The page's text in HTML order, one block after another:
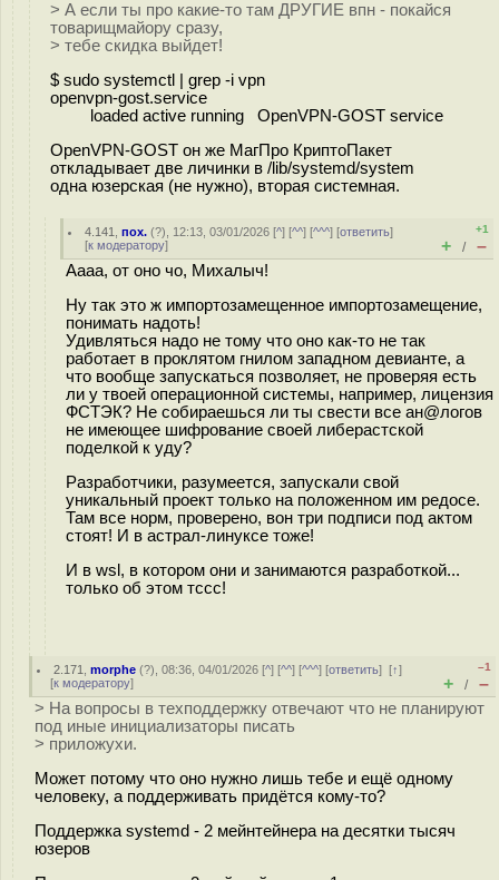
> А если ты про какие-то там ДРУГИЕ впн - покайся
товарищмайору сразу,
> тебе скидка выйдет!
$ sudo systemctl | grep -i vpn
openvpn-gost.service
loaded active running OpenVPN-GOST service
OpenVPN-GOST он же МагПро КриптоПакет
откладывает две личинки в /lib/systemd/system
одна юзерская (не нужно), вторая системная.
4.141 ,пох. (?), 12:13, 03/01/2026 [^] [^^] [^^^] [ответить]
[к модератору]
+1
+ / –
Аааа, от оно чо, Михалыч!
Ну так это ж импортозамещенное импортозамещение,
понимать надоть!
Удивляться надо не тому что оно как-то не так
работает в проклятом гнилом западном девианте, а
что вообще запускаться позволяет, не проверяя есть
ли у твоей операционной системы, например, лицензия
ФСТЭК? Не собираешься ли ты свести все ан@логов
не имеющее шифрование своей либерастской
поделкой к уду?
Разработчики, разумеется, запускали свой
уникальный проект только на положенном им редосе.
Там все норм, проверено, вон три подписи под актом
стоят! И в астрал-линуксе тоже!
И в wsl, в котором они и занимаются разработкой...
только об этом тссс!
2.171 ,morphe (?), 08:36, 04/01/2026 [^] [^^] [^^^] [ответить][↑]
[к модератору]
–1
+ / –
> На вопросы в техподдержку отвечают что не планируют
под иные инициализаторы писать
> приложухи.
Может потому что оно нужно лишь тебе и ещё одному
человеку, а поддерживать придётся кому-то?
Поддержка systemd - 2 мейнтейнера на десятки тысяч
юзеров